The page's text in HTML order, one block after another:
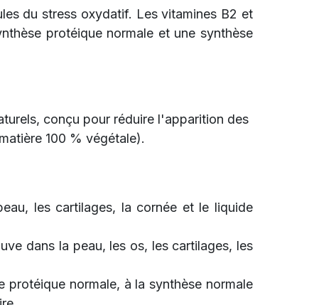
du stress oxydatif. Les vitamines B2 et
protéique normale et une synthèse
conçu pour réduire l'apparition des
100 % végétale).
les cartilages, la cornée et le liquide
dans la peau, les os, les cartilages, les
protéique normale, à la synthèse normale